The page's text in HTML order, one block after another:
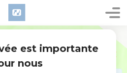
de la gloire de Dieu,
justes par sa grâce, par le
se trouve en Jésus-Christ.
à être par son sang une
qui croiraient. Il démontre ainsi
impunis les péchés commis
est importante
nous